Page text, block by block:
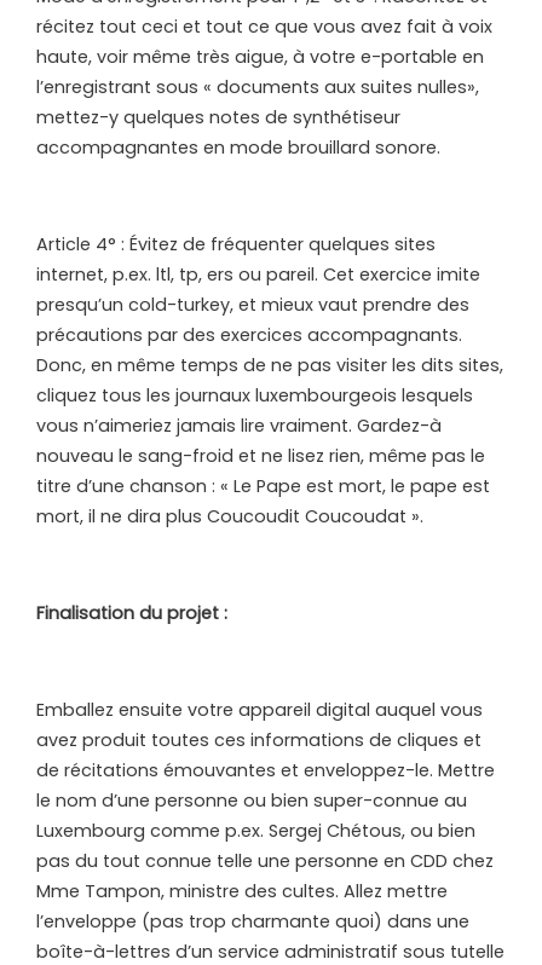
récitez tout ceci et tout ce que vous avez fait à voix
haute, voir même très aigue, à votre e-portable en
l’enregistrant sous « documents aux suites nulles»,
mettez-y quelques notes de synthétiseur
accompagnantes en mode brouillard sonore.
Article 4° : Évitez de fréquenter quelques sites
internet, p.ex. ltl, tp, ers ou pareil. Cet exercice imite
presqu’un cold-turkey, et mieux vaut prendre des
précautions par des exercices accompagnants.
Donc, en même temps de ne pas visiter les dits sites,
cliquez tous les journaux luxembourgeois lesquels
vous n’aimeriez jamais lire vraiment. Gardez-à
nouveau le sang-froid et ne lisez rien, même pas le
titre d’une chanson : « Le Pape est mort, le pape est
mort, il ne dira plus Coucoudit Coucoudat ».
Finalisation du projet :
Emballez ensuite votre appareil digital auquel vous
avez produit toutes ces informations de cliques et
de récitations émouvantes et enveloppez-le. Mettre
le nom d’une personne ou bien super-connue au
Luxembourg comme p.ex. Sergej Chétous, ou bien
pas du tout connue telle une personne en CDD chez
Mme Tampon, ministre des cultes. Allez mettre
l’enveloppe (pas trop charmante quoi) dans une
boîte-à-lettres d’un service administratif sous tutelle